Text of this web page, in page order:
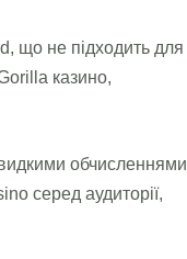
що не підходить для
казино,
обчисленнями
серед аудиторії,